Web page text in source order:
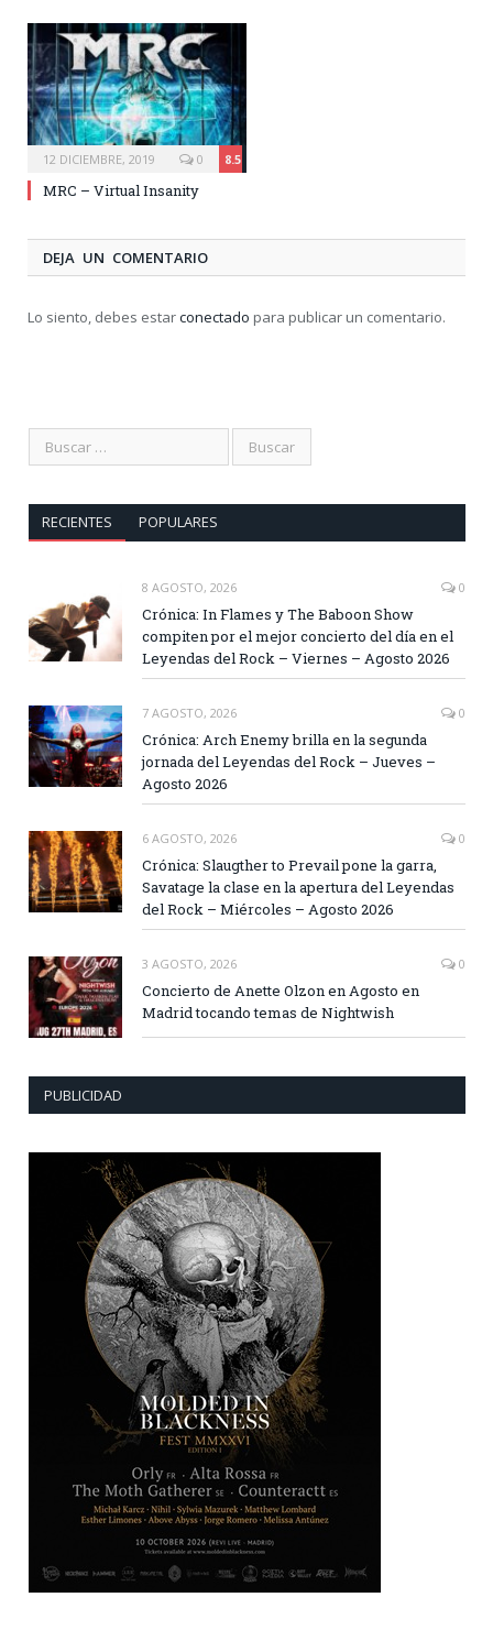
12 DICIEMBRE, 2019 8.5
0
MRC – Virtual Insanity
DEJA UN COMENTARIO
Lo siento, debes estarconectado para publicar un comentario.
RECIENTES POPULARES
8 AGOSTO, 2026 0
Crónica: In Flames y The Baboon Show
compiten por el mejor concierto del día en el
Leyendas del Rock – Viernes – Agosto 2026
7 AGOSTO, 2026 0
Crónica: Arch Enemy brilla en la segunda
jornada del Leyendas del Rock – Jueves –
Agosto 2026
6 AGOSTO, 2026 0
Crónica: Slaugther to Prevail pone la garra,
Savatage la clase en la apertura del Leyendas
del Rock – Miércoles – Agosto 2026
3 AGOSTO, 2026 0
Concierto de Anette Olzon en Agosto en
Madrid tocando temas de Nightwish
PUBLICIDAD